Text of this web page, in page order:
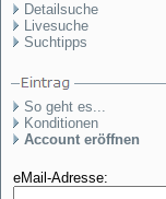
Detailsuche
Livesuche
Suchtipps
So geht es...
Konditionen
Account eröffnen
eMail-Adresse: